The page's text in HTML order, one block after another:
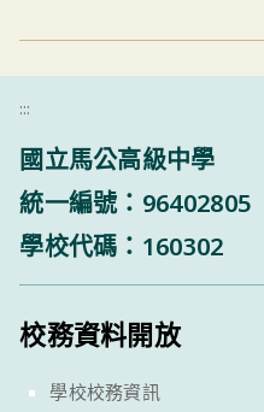
:::
國立馬公高級中學
統一編號：96402805
學校代碼：160302
校務資料開放
學校校務資訊